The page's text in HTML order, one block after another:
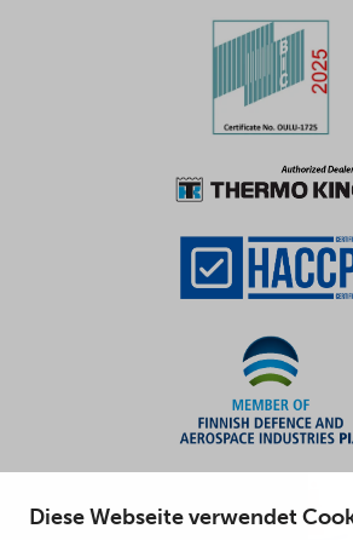
Diese Webseite verwendet